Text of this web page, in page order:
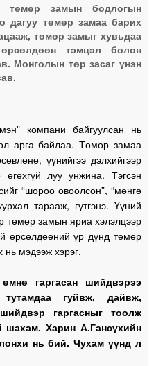
замын бодлогын
дагуу төмөр замаа барих
төмөр замыг хувьдаа
тэмцэл болон
Монголын төр засаг үнэн
компани байгуулсан нь
арга байлаа. Төмөр замаа
үүнийгээ дэлхийгээр
луу унжина. Тэгсэн
“шороо овоолсон”, “мөнгө
тарааж, гүтгэнэ. Үүний
төмөр замын яриа хэлэлцээр
өрсөлдөөний үр дүнд төмөр
нь мэдээж хэрэг.
гаргасан шийдвэрээ
гуйвж, дайвж,
гаргасныг тоолж
шахам. Харин А.Гансүхийн
нь бий. Чухам үүнд л